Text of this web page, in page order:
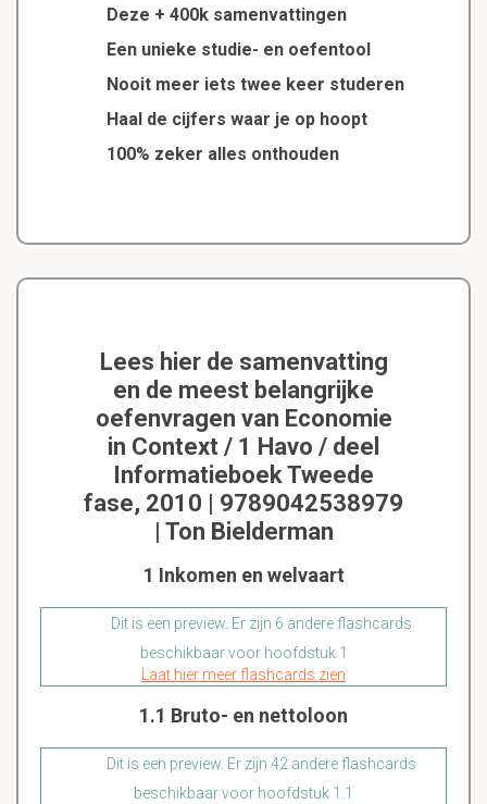
Deze + 400k samenvattingen
Een unieke studie- en oefentool
Nooit meer iets twee keer studeren
Haal de cijfers waar je op hoopt
100% zeker alles onthouden
Lees hier de samenvatting
en de meest belangrijke
oefenvragen van Economie
in Context / 1 Havo / deel
Informatieboek Tweede
fase, 2010 | 9789042538979
| Ton Bielderman
1 Inkomen en welvaart
Dit is een preview. Er zijn 6 andere flashcards
beschikbaar voor hoofdstuk 1
Laat hier meer flashcards zien
1.1 Bruto- en nettoloon
Dit is een preview. Er zijn 42 andere flashcards
beschikbaar voor hoofdstuk 1.1